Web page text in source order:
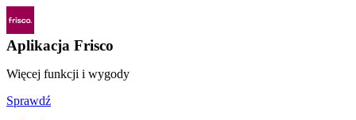
Aplikacja Frisco
Więcej funkcji i wygody
Sprawdź